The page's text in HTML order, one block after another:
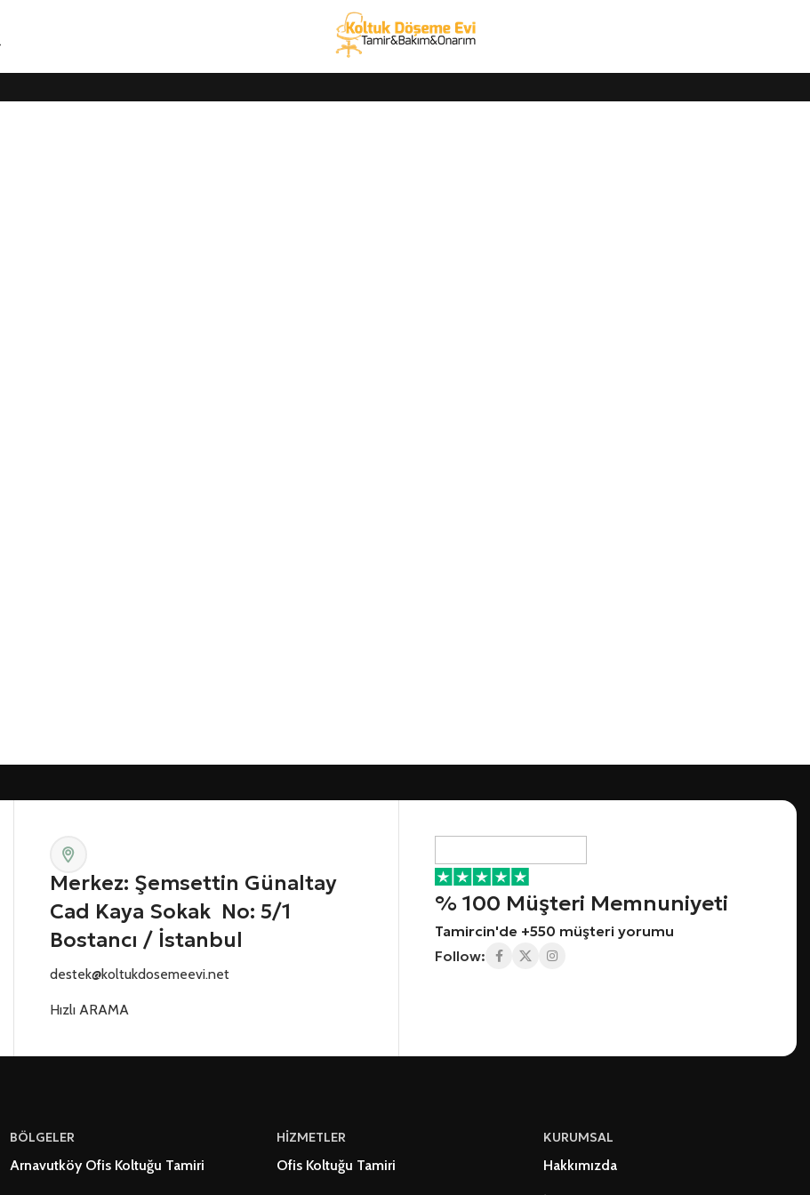
Merkez: Şemsettin Günaltay
Cad Kaya Sokak No: 5/1
Bostancı / İstanbul
destek@koltukdosemeevi.net
Hızlı ARAMA
% 100 Müşteri Memnuniyeti
Tamircin'de +550 müşteri yorumu
Follow:
BÖLGELER
Arnavutköy Ofis Koltuğu Tamiri
HİZMETLER
Ofis Koltuğu Tamiri
KURUMSAL
Hakkımızda